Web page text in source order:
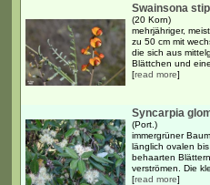
Swainsona
(20 Korn)
mehrjähriger,
zu 50 cm mit
die sich aus
Blättchen und
[read more]
Syncarpia
(Port.)
immergrüner
länglich ovalen
behaarten
verströmen. Die
[read more]